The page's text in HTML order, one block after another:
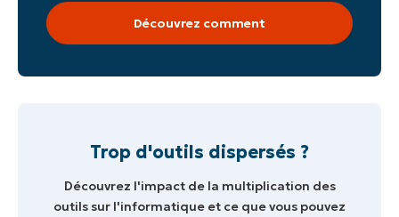
Découvrez comment
Trop d'outils dispersés ?
Découvrez l'impact de la multiplication des
outils sur l'informatique et ce que vous pouvez